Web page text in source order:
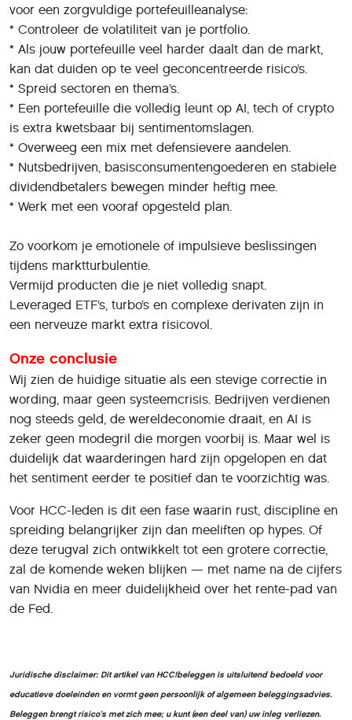
voor een zorgvuldige portefeuilleanalyse:
* Controleer de volatiliteit van je portfolio.
* Als jouw portefeuille veel harder daalt dan de markt,
kan dat duiden op te veel geconcentreerde risico’s.
* Spreid sectoren en thema’s.
* Een portefeuille die volledig leunt op AI, tech of crypto
is extra kwetsbaar bij sentimentomslagen.
* Overweeg een mix met defensievere aandelen.
* Nutsbedrijven, basisconsumentengoederen en stabiele
dividendbetalers bewegen minder heftig mee.
* Werk met een vooraf opgesteld plan.
Zo voorkom je emotionele of impulsieve beslissingen
tijdens marktturbulentie.
Vermijd producten die je niet volledig snapt.
Leveraged ETF’s, turbo’s en complexe derivaten zijn in
een nerveuze markt extra risicovol.
Onze conclusie
Wij zien de huidige situatie als een stevige correctie in
wording, maar geen systeemcrisis. Bedrijven verdienen
nog steeds geld, de wereldeconomie draait, en AI is
zeker geen modegril die morgen voorbij is. Maar wel is
duidelijk dat waarderingen hard zijn opgelopen en dat
het sentiment eerder te positief dan te voorzichtig was.
Voor HCC-leden is dit een fase waarin rust, discipline en
spreiding belangrijker zijn dan meeliften op hypes. Of
deze terugval zich ontwikkelt tot een grotere correctie,
zal de komende weken blijken — met name na de cijfers
van Nvidia en meer duidelijkheid over het rente-pad van
de Fed.
Juridische disclaimer:Dit artikel van HCC!beleggen is uitsluitend bedoeld voor
educatieve doeleinden en vormt geen persoonlijk of algemeen beleggingsadvies.
Beleggen brengt risico’s met zich mee; u kunt (een deel van) uw inleg verliezen.